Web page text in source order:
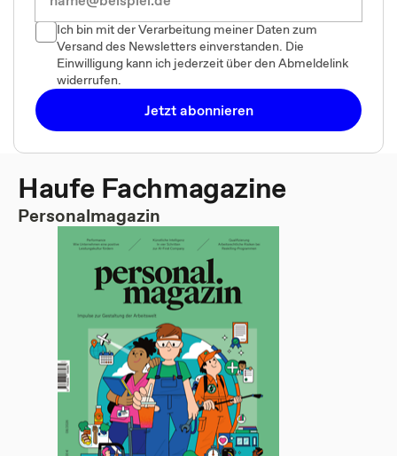
Ich bin mit der Verarbeitung meiner Daten zum
Versand des Newsletters einverstanden. Die
Einwilligung kann ich jederzeit über den Abmeldelink
widerrufen.
Jetzt abonnieren
Haufe Fachmagazine
Personalmagazin